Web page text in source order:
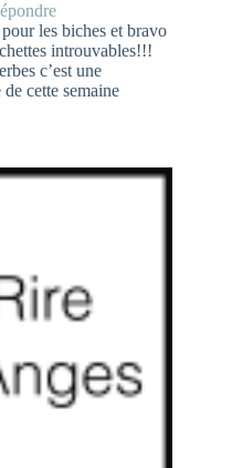
les biches et bravo
introuvables!!!
c’est une
cette semaine